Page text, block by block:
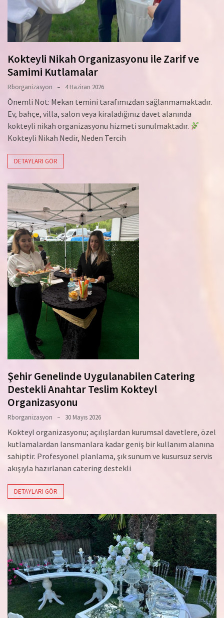
Kokteyli Nikah Organizasyonu ile Zarif ve
Samimi Kutlamalar
Rborganizasyon 4 Haziran 2026
Önemli Not: Mekan temini tarafımızdan sağlanmamaktadır.
Ev, bahçe, villa, salon veya kiraladığınız davet alanında
kokteyli nikah organizasyonu hizmeti sunulmaktadır.
Kokteyli Nikah Nedir, Neden Tercih
DETAYLARI GÖR
Şehir Genelinde Uygulanabilen Catering
Destekli Anahtar Teslim Kokteyl
Organizasyonu
Rborganizasyon 30 Mayıs 2026
Kokteyl organizasyonu; açılışlardan kurumsal davetlere, özel
kutlamalardan lansmanlara kadar geniş bir kullanım alanına
sahiptir. Profesyonel planlama, şık sunum ve kusursuz servis
akışıyla hazırlanan catering destekli
DETAYLARI GÖR